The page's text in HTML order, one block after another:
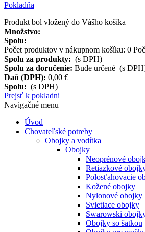
Pokladňa
Produkt bol vložený do Vášho košíka
Množstvo:
Spolu:
Počet produktov v nákupnom košíku: 0
Spolu za produkty: (s DPH)
Spolu za doručenie: Bude určené (s
Daň (DPH): 0,00 €
Spolu: (s DPH)
Prejsť k pokladni
Navigačné menu
Úvod
Chovateľské potreby
Obojky a vodítka
Obojky
Neoprénové
Retiazkové
Polosťahovacie
Kožené obojky
Nylonové obojky
Svietiace obojky
Swarowski
Obojky so šatkou